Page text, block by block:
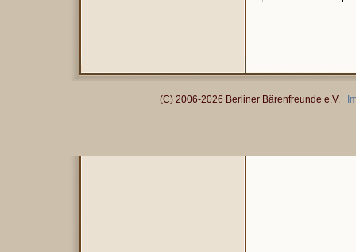
(C) 2006-2026 Berliner Bärenfreunde e.V.